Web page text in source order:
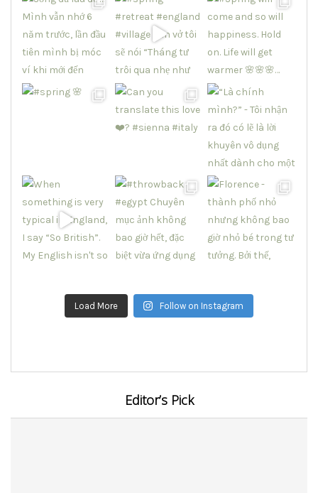
Load More Follow on Instagram
Editor’s Pick